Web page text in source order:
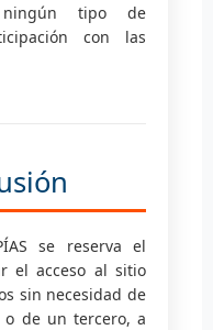
tipo de
con las
PÍAS se reserva el
el acceso al sitio
sin necesidad de
o de un tercero, a